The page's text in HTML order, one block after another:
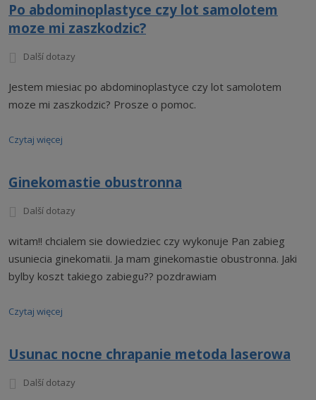
Po abdominoplastyce czy lot samolotem
moze mi zaszkodzic?
Další dotazy
Jestem miesiac po abdominoplastyce czy lot samolotem
moze mi zaszkodzic? Prosze o pomoc.
Czytaj więcej
Ginekomastie obustronna
Další dotazy
witam!! chcialem sie dowiedziec czy wykonuje Pan zabieg
usuniecia ginekomatii. Ja mam ginekomastie obustronna. Jaki
bylby koszt takiego zabiegu?? pozdrawiam
Czytaj więcej
Usunac nocne chrapanie metoda laserowa
Další dotazy